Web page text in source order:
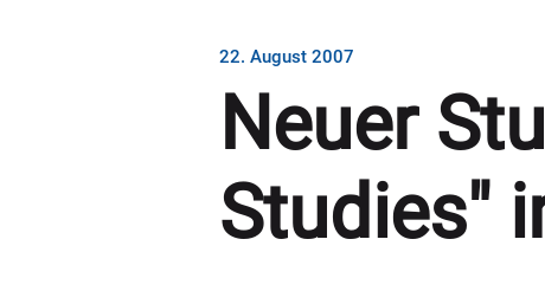
22. August 2007
Neuer
Studies"